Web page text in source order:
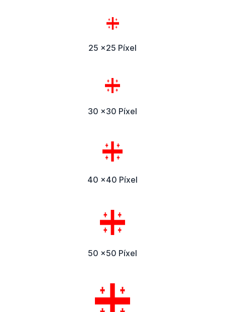
25 x25 Píxel
30 x30 Píxel
40 x40 Píxel
50 x50 Píxel